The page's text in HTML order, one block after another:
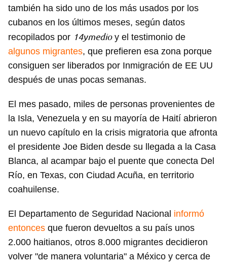
también ha sido uno de los más usados por los
cubanos en los últimos meses, según datos
recopilados por 14ymedioy el testimonio de
algunos migrantes, que prefieren esa zona porque
consiguen ser liberados por Inmigración de EE UU
después de unas pocas semanas.
El mes pasado, miles de personas provenientes de
la Isla, Venezuela y en su mayoría de Haití abrieron
un nuevo capítulo en la crisis migratoria que afronta
el presidente Joe Biden desde su llegada a la Casa
Blanca, al acampar bajo el puente que conecta Del
Río, en Texas, con Ciudad Acuña, en territorio
coahuilense.
El Departamento de Seguridad Nacional informó
entonces que fueron devueltos a su país unos
2.000 haitianos, otros 8.000 migrantes decidieron
volver "de manera voluntaria" a México y cerca de